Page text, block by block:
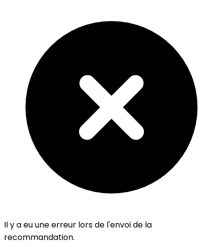
Il y a eu une erreur lors de l'envoi de la
recommandation.